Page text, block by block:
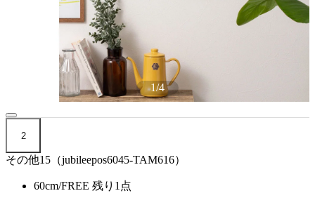
1/4
2
その他15（jubileepos6045-TAM616）
60cm/FREE 残り1点